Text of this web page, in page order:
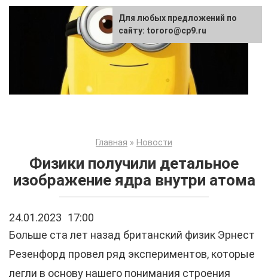
Перейти
Главная » Новости
Физики получили детальное
изображение ядра внутри атома
24.01.2023 17:00
Больше ста лет назад британский физик Эрнест
Резенфорд провел ряд экспериментов, которые
легли в основу нашего понимания строения
Для любых предложений по
сайту: tororo@cp9.ru